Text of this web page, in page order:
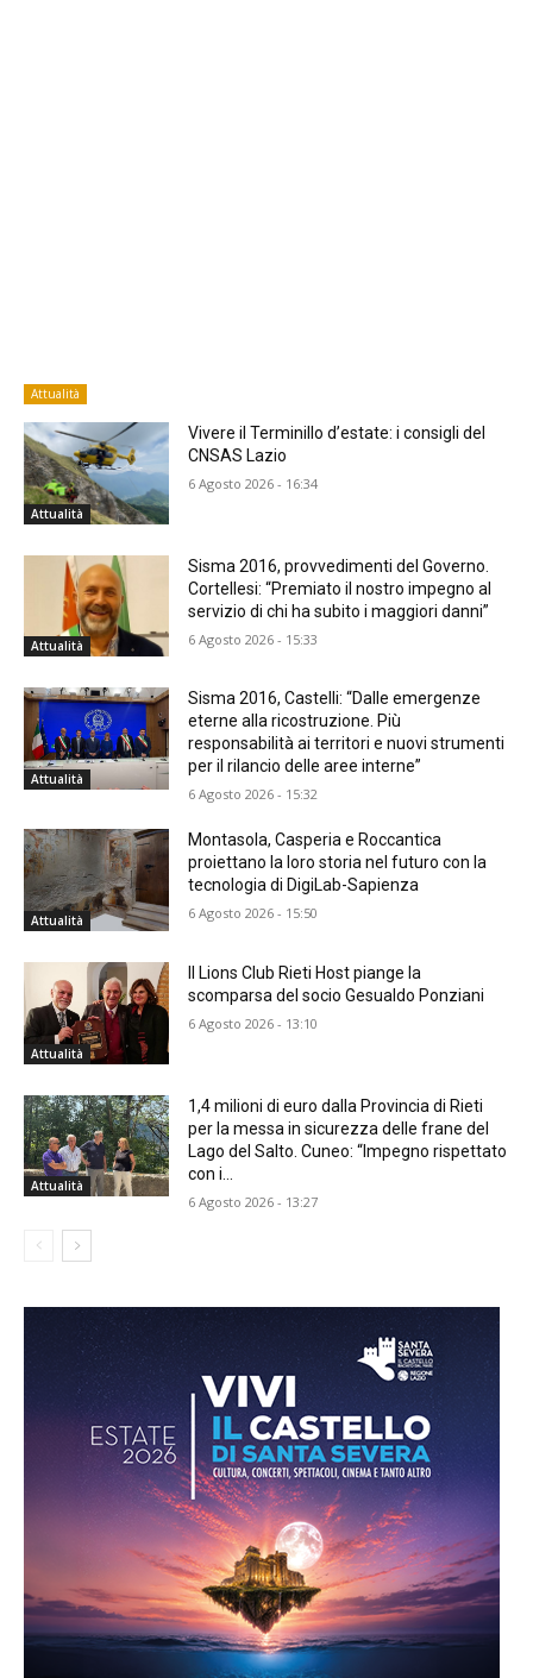
Attualità
Attualità
Vivere il Terminillo d’estate: i consigli del
CNSAS Lazio
6 Agosto 2026 - 16:34
Attualità
Sisma 2016, provvedimenti del Governo.
Cortellesi: “Premiato il nostro impegno al
servizio di chi ha subito i maggiori danni”
6 Agosto 2026 - 15:33
Attualità
Sisma 2016, Castelli: “Dalle emergenze
eterne alla ricostruzione. Più
responsabilità ai territori e nuovi strumenti
per il rilancio delle aree interne”
6 Agosto 2026 - 15:32
Attualità
Montasola, Casperia e Roccantica
proiettano la loro storia nel futuro con la
tecnologia di DigiLab-Sapienza
6 Agosto 2026 - 15:50
Attualità
Il Lions Club Rieti Host piange la
scomparsa del socio Gesualdo Ponziani
6 Agosto 2026 - 13:10
Attualità
1,4 milioni di euro dalla Provincia di Rieti
per la messa in sicurezza delle frane del
Lago del Salto. Cuneo: “Impegno rispettato
con i...
6 Agosto 2026 - 13:27